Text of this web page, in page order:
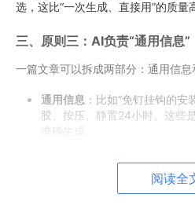
选，这比“一次生成、直接用”的质量
三、原则三：AI负责“通用信息”
一篇文章可以拆成两部分：通用信息
通用信息 ：比如“免钉挂钩的
胶、按压、静置24小时。这些
准确生成。
：比如“我贴了三次才
面”。这个经历是独一无二的，
阅读全